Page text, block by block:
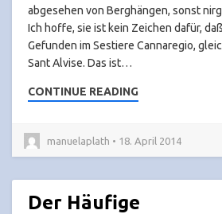
abgesehen von Berghängen, sonst
Ich hoffe, sie ist kein Zeichen dafür,
Gefunden im Sestiere Cannaregio,
Sant Alvise. Das ist…
CONTINUE READING
manuelaplath • 18. April 2014
Der Häufige